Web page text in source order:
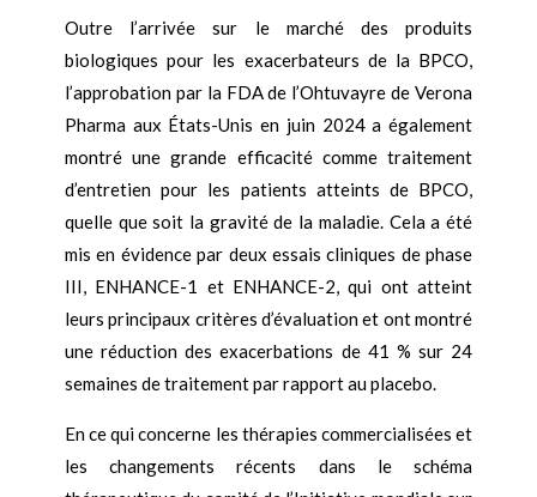
Outre l’arrivée sur le marché des produits
biologiques pour les exacerbateurs de la BPCO,
l’approbation par la FDA de l’Ohtuvayre de Verona
Pharma aux États-Unis en juin 2024 a également
montré une grande efficacité comme traitement
d’entretien pour les patients atteints de BPCO,
quelle que soit la gravité de la maladie. Cela a été
mis en évidence par deux essais cliniques de phase
III, ENHANCE-1 et ENHANCE-2, qui ont atteint
leurs principaux critères d’évaluation et ont montré
une réduction des exacerbations de 41 % sur 24
semaines de traitement par rapport au placebo.
En ce qui concerne les thérapies commercialisées et
les changements récents dans le schéma